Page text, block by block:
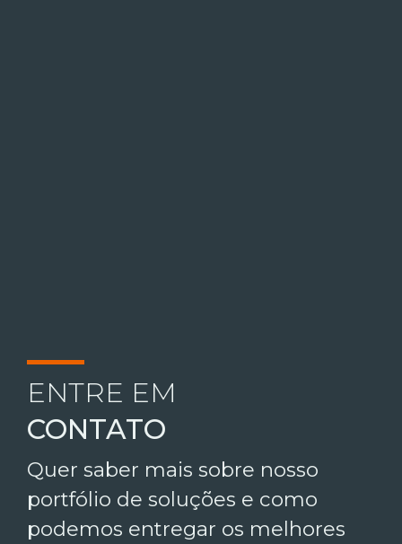
ENTRE EM
CONTATO
Quer saber mais sobre nosso
portfólio de soluções e como
podemos entregar os melhores